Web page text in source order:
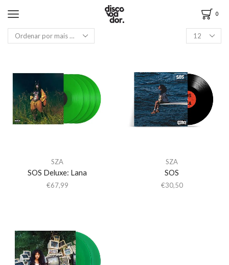
0
SZA
SOS Deluxe: Lana
€67,99
SZA
SOS
€30,50